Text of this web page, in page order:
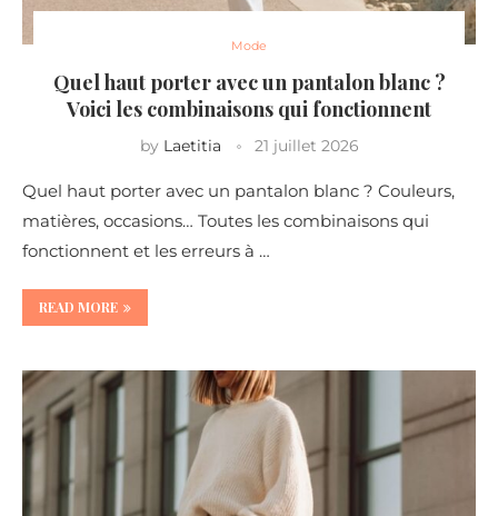
Mode
Quel haut porter avec un pantalon blanc ?
Voici les combinaisons qui fonctionnent
by Laetitia 21 juillet 2026
Quel haut porter avec un pantalon blanc ? Couleurs,
matières, occasions… Toutes les combinaisons qui
fonctionnent et les erreurs à …
READ MORE